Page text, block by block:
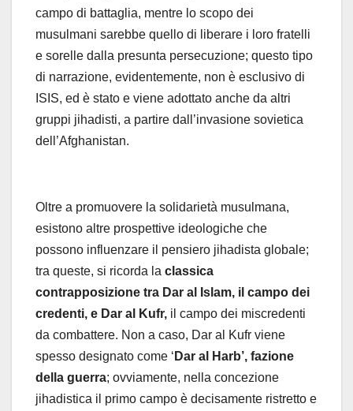
campo di battaglia, mentre lo scopo dei
musulmani sarebbe quello di liberare i loro fratelli
e sorelle dalla presunta persecuzione; questo tipo
di narrazione, evidentemente, non è esclusivo di
ISIS, ed è stato e viene adottato anche da altri
gruppi jihadisti, a partire dall’invasione sovietica
dell’Afghanistan.
Oltre a promuovere la solidarietà musulmana,
esistono altre prospettive ideologiche che
possono influenzare il pensiero jihadista globale;
tra queste, si ricorda la classica
contrapposizione tra Dar al Islam, il campo dei
credenti, e Dar al Kufr, il campo dei miscredenti
da combattere. Non a caso, Dar al Kufr viene
spesso designato come ‘ Dar al Harb’, fazione
della guerra; ovviamente, nella concezione
jihadistica il primo campo è decisamente ristretto e